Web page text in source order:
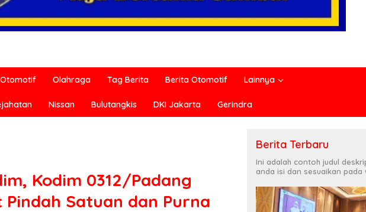
Otomotif Olahraga Tag Berita Berita Otomotif Lainnya
Nissan Bulutangkis DKI Jakarta Gerindra
Kodim 0312/Padang
Satuan dan Purna
Berita Terbaru
Ini adalah contoh judul
anda isi dan sesuaikan pada